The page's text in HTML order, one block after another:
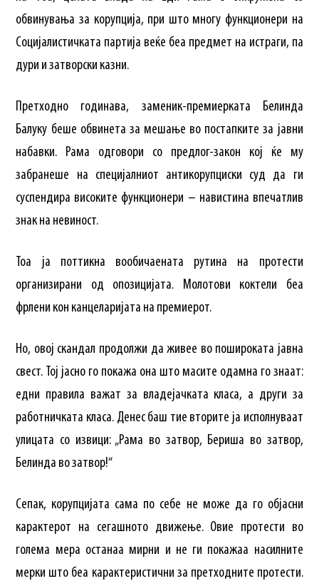
обвинувања за корупција, при што многу функционери на
Социјалистичката партија веќе беа предмет на истраги, па
дури и затворски казни.
Претходно годинава, заменик-премиерката Белинда
Балуку беше обвинета за мешање во постапките за јавни
набавки. Рама одговори со предлог-закон кој ќе му
забранеше на специјалниот антикорупциски суд да ги
суспендира високите функционери – навистина впечатлив
знак на невиност.
Тоа ја поттикна вообичаената рутина на протести
организирани од опозицијата. Молотови коктели беа
фрлени кон канцеларијата на премиерот.
Но, овој скандал продолжи да живее во пошироката јавна
свест. Тој јасно го покажа она што масите одамна го знаат:
едни правила важат за владејачката класа, а други за
работничката класа. Денес баш тие вторите ја исполнуваат
улицата со извици: „Рама во затвор, Бериша во затвор,
Белинда во затвор!“
Сепак, корупцијата сама по себе не може да го објасни
карактерот на сегашното движење. Овие протести во
голема мера останаа мирни и не ги покажаа насилните
мерки што беа карактеристични за претходните протести.